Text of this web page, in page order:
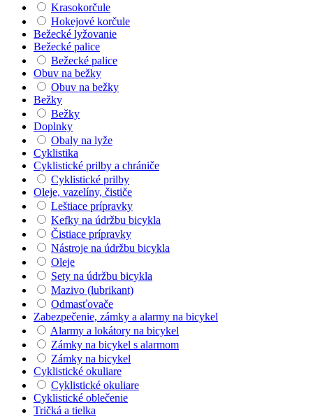
Krasokorčule
Hokejové korčule
Bežecké lyžovanie
Bežecké palice
Bežecké palice
Obuv na bežky
Obuv na bežky
Bežky
Bežky
Doplnky
Obaly na lyže
Cyklistika
Cyklistické prilby a chrániče
Cyklistické prilby
Oleje, vazelíny, čističe
Leštiace prípravky
Kefky na údržbu bicykla
Čistiace prípravky
Nástroje na údržbu bicykla
Oleje
Sety na údržbu bicykla
Mazivo (lubrikant)
Odmasťovače
Zabezpečenie, zámky a alarmy na bicykel
Alarmy a lokátory na bicykel
Zámky na bicykel s alarmom
Zámky na bicykel
Cyklistické okuliare
Cyklistické okuliare
Cyklistické oblečenie
Tričká a tielka